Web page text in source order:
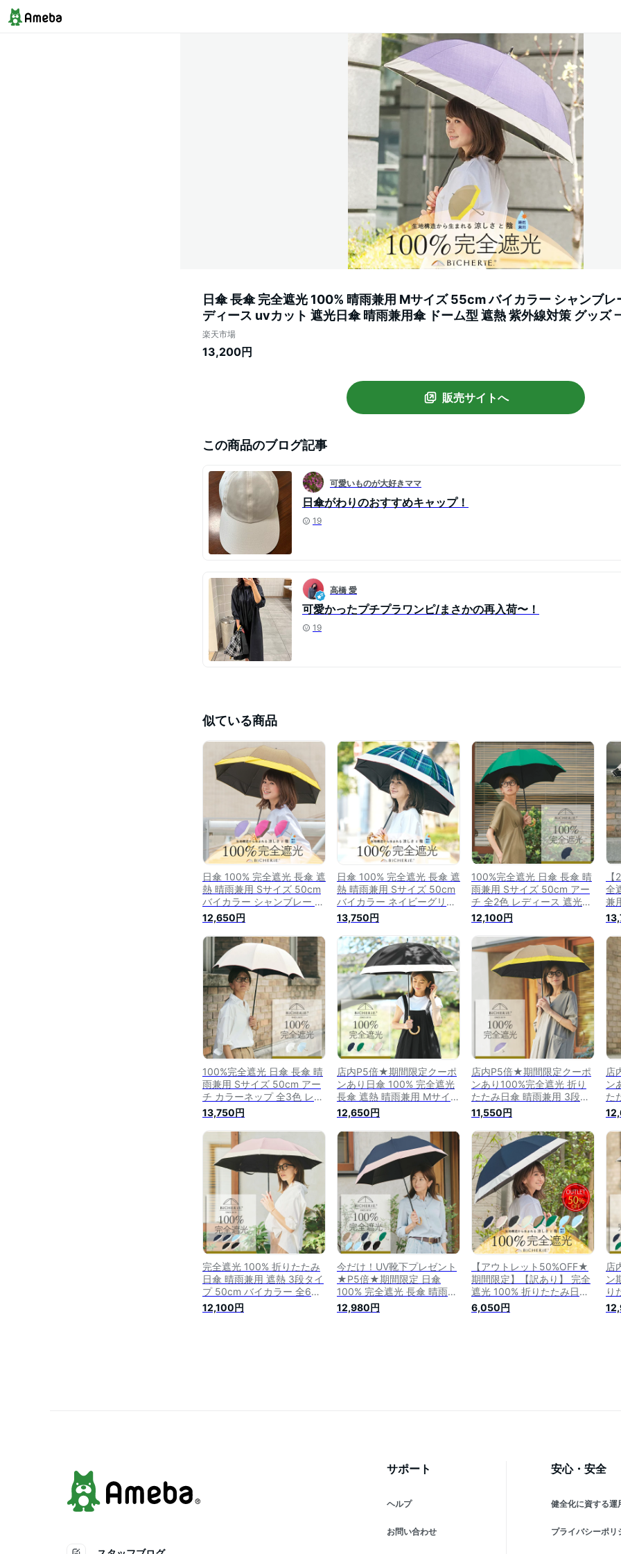
日傘 長傘 完全遮光 100% 晴雨兼用 Mサイズ 55cm バイカラー シャンブレ
ディース uvカット 遮光日傘 晴雨兼用傘 ドーム型 遮熱 紫外線対策 グッズ
地 内側 黒 お洒落 ブランド ビシェリ
楽天市場
13,200円
販売サイトへ
この商品のブログ記事
可愛いものが大好きママ
日傘がわりのおすすめキャップ！
19
高橋 愛
可愛かったプチプラワンピ/まさかの再入荷〜！
19
似ている商品
日傘 100% 完全遮光 長傘 遮
熱 晴雨兼用 Sサイズ 50cm
バイカラー シャンブレー 全
3色 レディース uvカット 遮
光日傘 晴雨兼用傘 ドーム型
遮光100 1級遮光 紫外線対
策 涼感 裏地 内側 黒 ビシェ
リ
12,650円
日傘 100% 完全遮光 長傘 遮
熱 晴雨兼用 Sサイズ 50cm
バイカラー ネイビーグリー
ンチェック レディース uvカ
ット 遮光日傘 晴雨兼用傘
ドーム型 遮光100 1級遮光
紫外線 涼感 裏地 内側 黒 ビ
シェリ
13,750円
100%完全遮光 日傘 長傘 晴
雨兼用 Sサイズ 50cm アー
チ 全2色 レディース 遮光日
傘 晴雨兼用傘 ドーム型 遮
光100 1級遮光 遮熱 涼しい
紫外線対策 uvカット 紫外線
カット 裏地 内側 黒
BICHERIE ビシェリ お洒落
ブランド
12,100円
全
兼
ル
傘
涼
カ
一
ビ
100%完全遮光 日傘 長傘 晴
雨兼用 Sサイズ 50cm アー
チ カラーネップ 全3色 レデ
ィース 遮光日傘 ドーム型
遮光100 1級遮光 遮熱 涼感
紫外線対策 uvカット 紫外線
カット 裏地 内側 黒 ビシェ
リ お洒落
13,750円
店内P5倍★期間限定クーポ
ンあり日傘 100% 完全遮光
長傘 遮熱 晴雨兼用 Mサイズ
55cm バイカラー 全5色 レ
ディース 遮光日傘 晴雨兼用
傘 ドーム型 遮光100 1級遮
光 uvカット 日焼け対策 紫
外線対策 裏地 内側 黒 バン
ブー ビシェリ bicherie
12,650円
店内P5倍★期間限定クーポ
ンあり100%完全遮光 折り
たたみ日傘 晴雨兼用 3段タ
イプ 50cm バイカラー シャ
ンブレー 全2色 レディース
折り畳み日傘 UVカット 遮
熱 涼しい 紫外線カット 遮
光100 一級遮光 裏地 内側
黒 紫外線対策 グッズ ブラ
ンド ビシェリ
11,550円
店
ン
た
イ
ン
折
光
リ
完全遮光 100% 折りたたみ
日傘 晴雨兼用 遮熱 3段タイ
プ 50cm バイカラー 全6色
レディース 折り畳み日傘 折
りたたみ傘 晴雨兼用傘 遮光
12,100円
今だけ！UV靴下プレゼント
★P5倍★期間限定 日傘
100% 完全遮光 長傘 晴雨兼
用 遮熱 Sサイズ 50cm バイ
カラー 全8色 レディース 遮
12,980円
【アウトレット50%OFF★
期間限定】【訳あり】 完全
遮光 100% 折りたたみ日傘
晴雨兼用 2段タイプ 50cm
バイカラー 全9色 レディー
6,050円
店
ン
り
タ
9
サポート
ヘルプ
お問い合わせ
安心・安全
健全化に資する運
プライバシーポリ